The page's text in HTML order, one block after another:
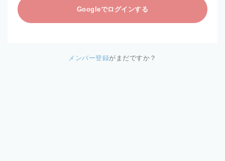
Googleでログインする
メンバー登録がまだですか？